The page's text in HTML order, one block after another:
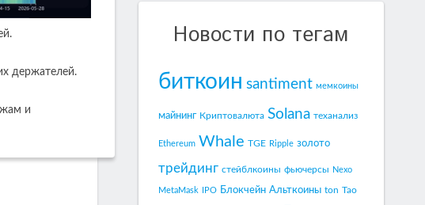
держателей.
и
Новости по тегам
биткоин santiment мемкоины
майнинг Криптовалюта Solana теханализ
Ethereum Whale TGE Ripple золото
трейдинг стейблкоины фьючерсы Nexo
MetaMask IPO Блокчейн Альткоины ton Tao